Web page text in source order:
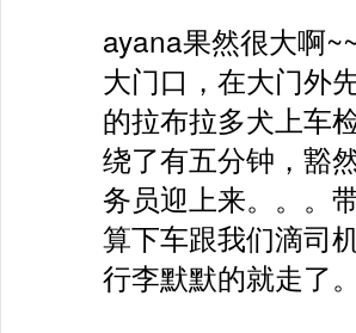
ayana果然很大啊
大门口，在大门外
的拉布拉多犬上车
绕了有五分钟，豁
务员迎上来。。。
算下车跟我们滴司
行李默默的就走了。